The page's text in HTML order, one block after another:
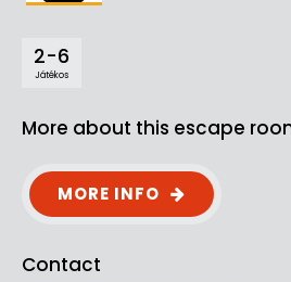
2-6
Játékos
More about this escape
MORE INFO
Contact